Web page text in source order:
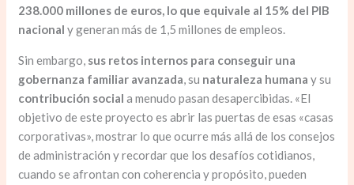
238.000 millones de euros, lo que equivale al 15% del PIB
nacional y generan más de 1,5 millones de empleos.
Sin embargo, sus retos internos para conseguir una
gobernanza familiar avanzada, su naturaleza humana y su
contribución sociala menudo pasan desapercibidas. «El
objetivo de este proyecto es abrir las puertas de esas «casas
corporativas», mostrar lo que ocurre más allá de los consejos
de administración y recordar que los desafíos cotidianos,
cuando se afrontan con coherencia y propósito, pueden